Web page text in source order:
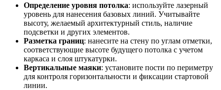
Определение уровня потолка: используйте лазерный
уровень для нанесения базовых линий. Учитывайте
высоту, желаемый архитектурный стиль, наличие
подсветки и других элементов.
Разметка границ: нанесите на стену по углам отметки,
соответствующие высоте будущего потолка с учетом
каркаса и слоя штукатурки.
Вертикальные маяки: установите пости по периметру
для контроля горизонтальности и фиксации стартовой
линии.